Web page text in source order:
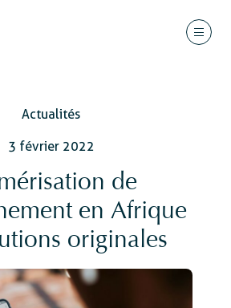
Actualités
3 février 2022
de
en Afrique
originales